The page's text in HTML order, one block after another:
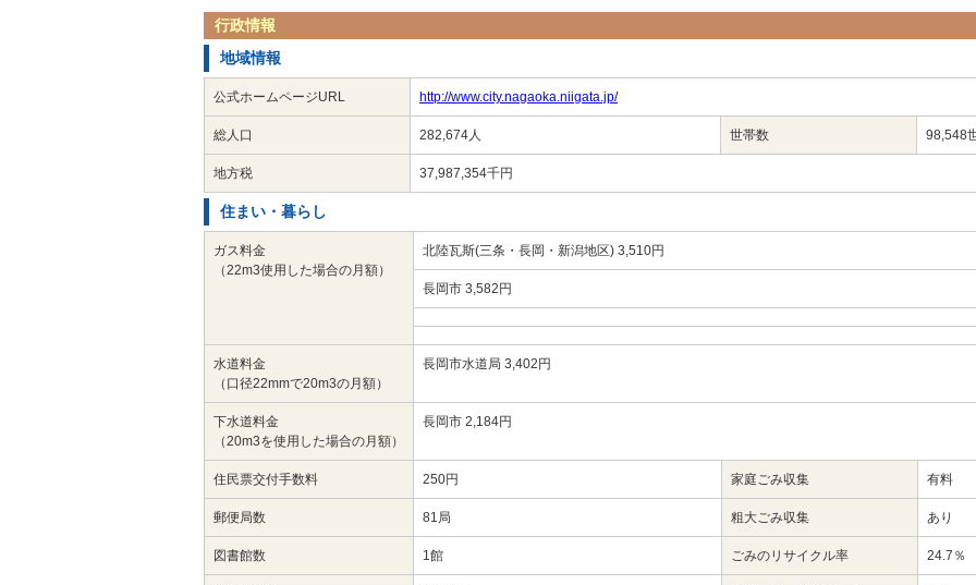
行政情報
地域情報
公式ホームページURL http://www.city.nagaoka.niigata.jp/
総人口 282,674人 世帯数 98,548
地方税 37,987,354千円
住まい・暮らし
ガス料金
（22m3使用した場合の月額）
北陸瓦斯(三条・長岡・新潟地区) 3,510円
長岡市 3,582円
水道料金
（口径22mmで20m3の月額）
長岡市水道局 3,402円
下水道料金
（20m3を使用した場合の月額）
長岡市 2,184円
住民票交付手数料 250円 家庭ごみ収集 有料
郵便局数 81局 粗大ごみ収集 あり
図書館数 1館 ごみのリサイクル率 24.7％